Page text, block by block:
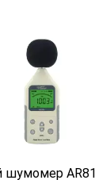
шумомер